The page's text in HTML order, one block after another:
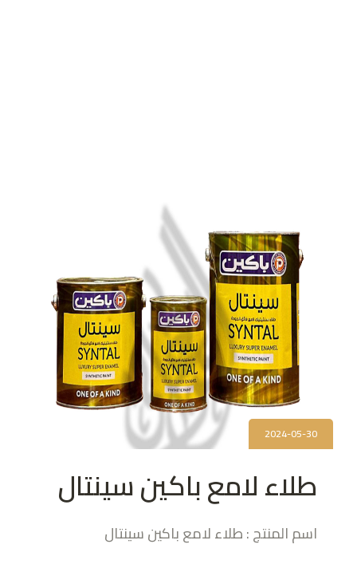
2024-05-30
طلاء لامع باكين سينتال
اسم المنتج : طلاء لامع باكين سينتال